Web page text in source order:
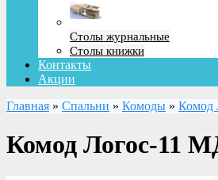
Столы журнальные
Столы книжки
Контакты
Акции
Главная » Спальни » Комоды » Комод
Комод Логос-11